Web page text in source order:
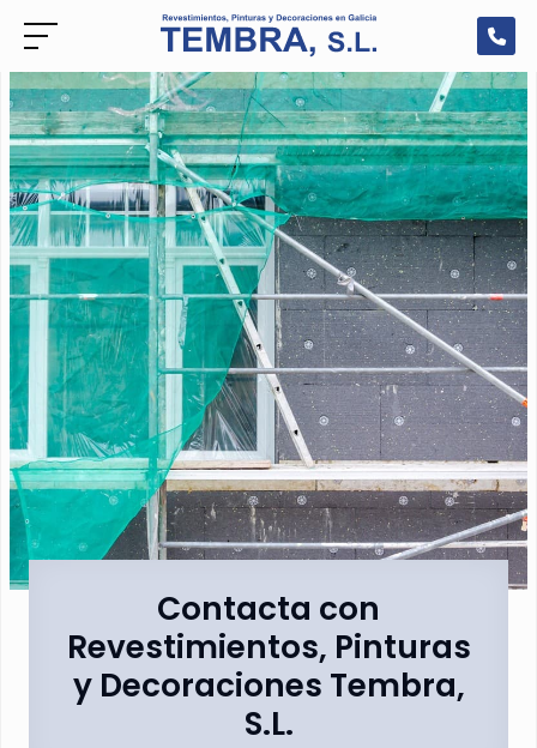
Fachadas
Muros
Patios
Terrazas
Contacta con
Revestimientos, Pinturas
y Decoraciones Tembra,
S.L.